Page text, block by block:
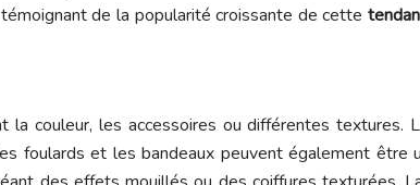
de la popularité croissante de cette
couleur, les accessoires ou différentes textures.
foulards et les bandeaux peuvent également être